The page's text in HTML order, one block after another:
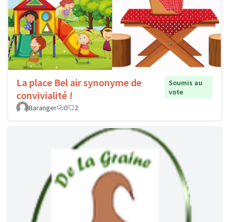
La place Bel air synonyme de
convivialité !
Soumis au
vote
Baranger
0 2